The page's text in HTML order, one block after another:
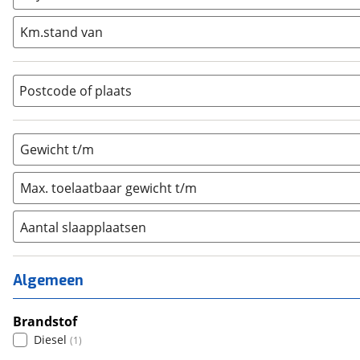
Integraal (0)
Opzetunit (0
Vouwwagen (0)
Km.stand van
Postcode of plaats
Gewicht t/m
Max. toelaatbaar gewicht t/m
Aantal slaapplaatsen
1 (0)
2 (0)
3 (0)
4 (1)
5 (0)
Algemeen
Brandstof
Diesel (1)